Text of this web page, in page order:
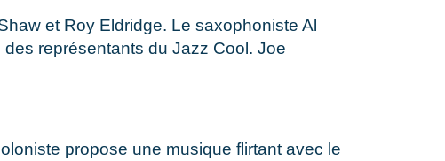
et Roy Eldridge. Le saxophoniste Al
représentants du Jazz Cool. Joe
propose une musique flirtant avec le